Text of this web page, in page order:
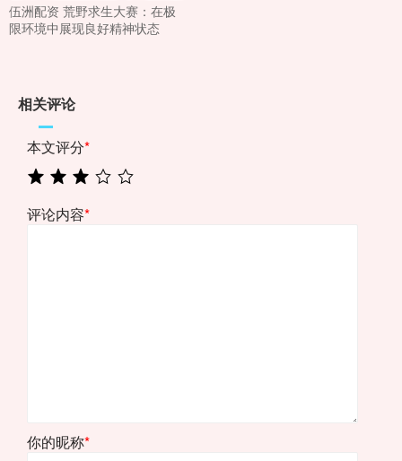
伍洲配资 荒野求生大赛：在极
限环境中展现良好精神状态
相关评论
本文评分*
评论内容*
你的昵称*